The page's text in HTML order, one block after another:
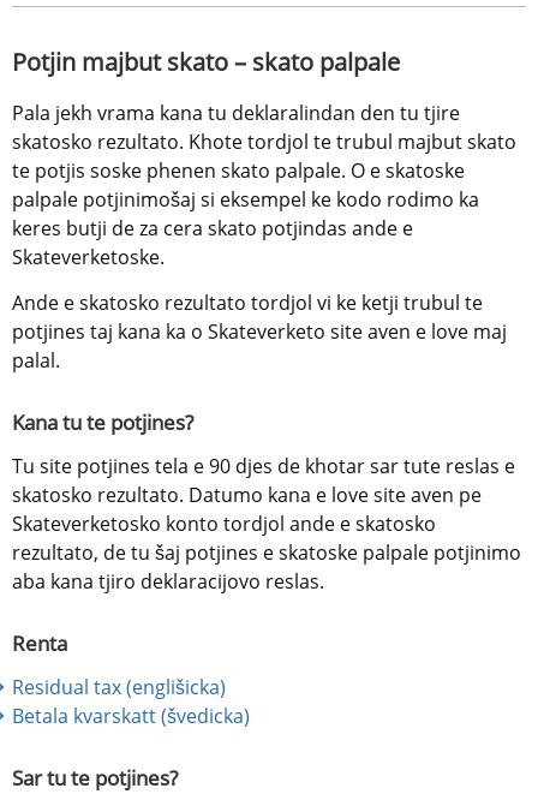
Potjin majbut skato – skato palpale
Pala jekh vrama kana tu deklaralindan den tu tjire
skatosko rezultato. Khote tordjol te trubul majbut skato
te potjis soske phenen skato palpale. O e skatoske
palpale potjinimošaj si eksempel ke kodo rodimo ka
keres butji de za cera skato potjindas ande e
Skateverketoske.
Ande e skatosko rezultato tordjol vi ke ketji trubul te
potjines taj kana ka o Skateverketo site aven e love maj
palal.
Kana tu te potjines?
Tu site potjines tela e 90 djes de khotar sar tute reslas e
skatosko rezultato. Datumo kana e love site aven pe
Skateverketosko konto tordjol ande e skatosko
rezultato, de tu šaj potjines e skatoske palpale potjinimo
aba kana tjiro deklaracijovo reslas.
Renta
Residual tax (englišicka)
Betala kvarskatt (švedicka)
Sar tu te potjines?